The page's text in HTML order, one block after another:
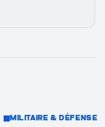
MILITAIRE & DÉFENSE